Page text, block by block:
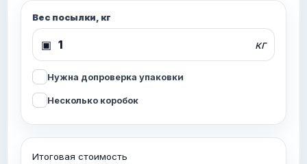
Вес посылки, кг
▣ кг
Нужна допроверка упаковки
Несколько коробок
Итоговая стоимость